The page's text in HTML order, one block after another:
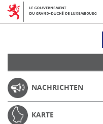
NACHRICHTEN
KARTE